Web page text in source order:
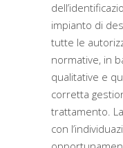
impianto di
tutte le
normative, in
qualitative e
corretta
trattamento.
con